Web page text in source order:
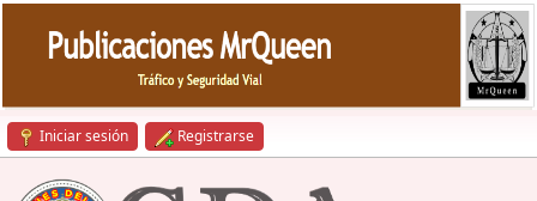
Iniciar sesión Registrarse